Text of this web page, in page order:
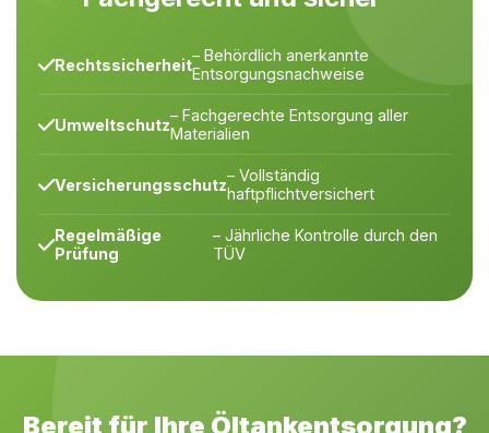
Rechtssicherheit– Behördlich anerkannte
Entsorgungsnachweise
Umweltschutz– Fachgerechte Entsorgung aller
Materialien
Versicherungsschutz– Vollständig
haftpflichtversichert
Regelmäßige
Prüfung
– Jährliche Kontrolle durch den
TÜV
Bereit für Ihre Öltankentsorgung?